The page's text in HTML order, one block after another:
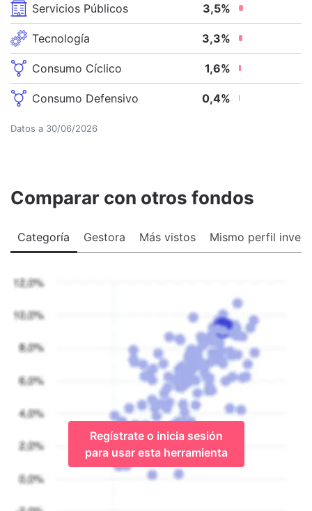
Servicios Públicos 3,5%
Tecnología 3,3%
Consumo Cíclico 1,6%
Consumo Defensivo 0,4%
Datos a 30/06/2026
Comparar con otros fondos
Categoría Gestora Más vistos Mismo perfil
Regístrate o inicia sesión
para usar esta herramienta